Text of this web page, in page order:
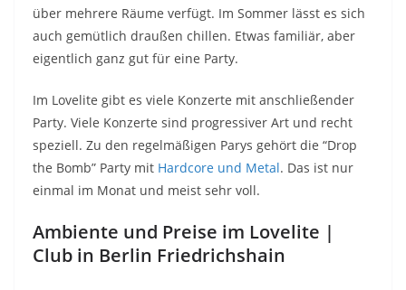
über mehrere Räume verfügt. Im Sommer lässt es sich
auch gemütlich draußen chillen. Etwas familiär, aber
eigentlich ganz gut für eine Party.
Im Lovelite gibt es viele Konzerte mit anschließender
Party. Viele Konzerte sind progressiver Art und recht
speziell. Zu den regelmäßigen Parys gehört die “Drop
the Bomb” Party mit Hardcore und Metal. Das ist nur
einmal im Monat und meist sehr voll.
Ambiente und Preise im Lovelite |
Club in Berlin Friedrichshain